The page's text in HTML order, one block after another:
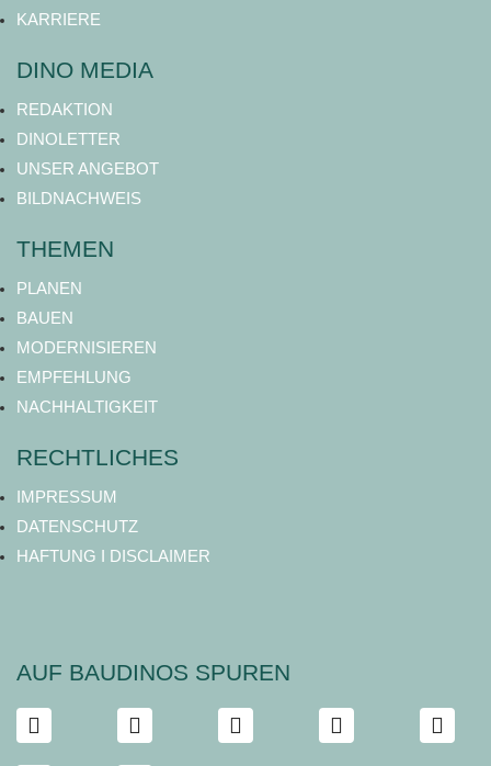
KARRIERE
DINO MEDIA
REDAKTION
DINOLETTER
UNSER ANGEBOT
BILDNACHWEIS
THEMEN
PLANEN
BAUEN
MODERNISIEREN
EMPFEHLUNG
NACHHALTIGKEIT
RECHTLICHES
IMPRESSUM
DATENSCHUTZ
HAFTUNG I DISCLAIMER
AUF BAUDINOS SPUREN